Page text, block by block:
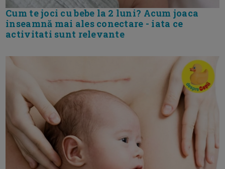
Cum te joci cu bebe la 2 luni? Acum joaca
inseamnă mai ales conectare - iata ce
activitati sunt relevante